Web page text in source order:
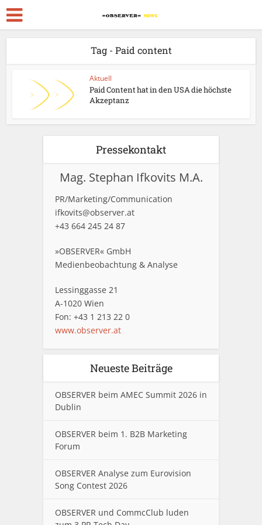
Tag - Paid content
Aktuell
Paid Content hat in den USA die höchste
Akzeptanz
Pressekontakt
Mag. Stephan Ifkovits M.A.
PR/Marketing/Communication
ifkovits@observer.at
+43 664 245 24 87
»OBSERVER« GmbH
Medienbeobachtung & Analyse
Lessinggasse 21
A-1020 Wien
Fon: +43 1 213 22 0
www.observer.at
Neueste Beiträge
OBSERVER beim AMEC Summit 2026 in
Dublin
OBSERVER beim 1. B2B Marketing
Forum
OBSERVER Analyse zum Eurovision
Song Contest 2026
OBSERVER und CommcClub luden